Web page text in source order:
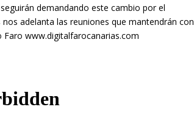
demandando este cambio por el
adelanta las reuniones que mantendrán con
Faro www.digitalfarocanarias.com